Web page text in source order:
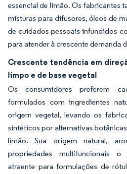
essencial de limão. Os fabricantes
misturas para difusores, óleos de
de cuidados pessoais infundidos
para atender à crescente demanda
Crescente tendência em
limpo e de base vegetal
Os consumidores preferem
formulados com ingredientes
origem vegetal, levando os
sintéticos por alternativas
limão. Sua origem natural,
propriedades multifuncionais
atraente para formulações de